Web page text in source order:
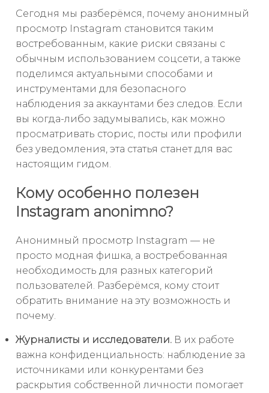
Сегодня мы разберёмся, почему анонимный
просмотр Instagram становится таким
востребованным, какие риски связаны с
обычным использованием соцсети, а также
поделимся актуальными способами и
инструментами для безопасного
наблюдения за аккаунтами без следов. Если
вы когда-либо задумывались, как можно
просматривать сторис, посты или профили
без уведомления, эта статья станет для вас
настоящим гидом.
Кому особенно полезен
Instagram anonimno?
Анонимный просмотр Instagram — не
просто модная фишка, а востребованная
необходимость для разных категорий
пользователей. Разберёмся, кому стоит
обратить внимание на эту возможность и
почему.
Журналисты и исследователи. В их работе
важна конфиденциальность: наблюдение за
источниками или конкурентами без
раскрытия собственной личности помогает